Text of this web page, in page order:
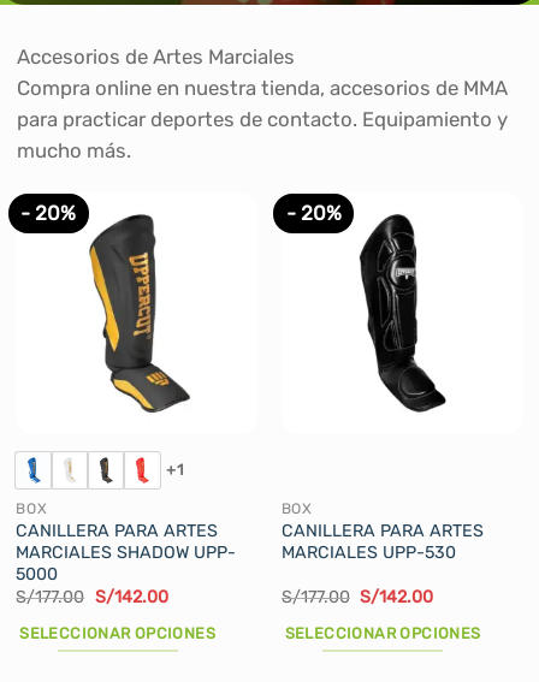
Accesorios de Artes Marciales
Compra online en nuestra tienda, accesorios de MMA
para practicar deportes de contacto. Equipamiento y
mucho más.
- 20%
+1
BOX
CANILLERA PARA ARTES
MARCIALES SHADOW UPP-
5000
S/177.00 El
original
era:
S/142.00El
actual
es:
SELECCIONAR OPCIONES
- 20%
BOX
CANILLERA PARA ARTES
MARCIALES UPP-530
S/177.00 El
original
era:
S/142.00El
actual
es:
SELECCIONAR OPCIONES